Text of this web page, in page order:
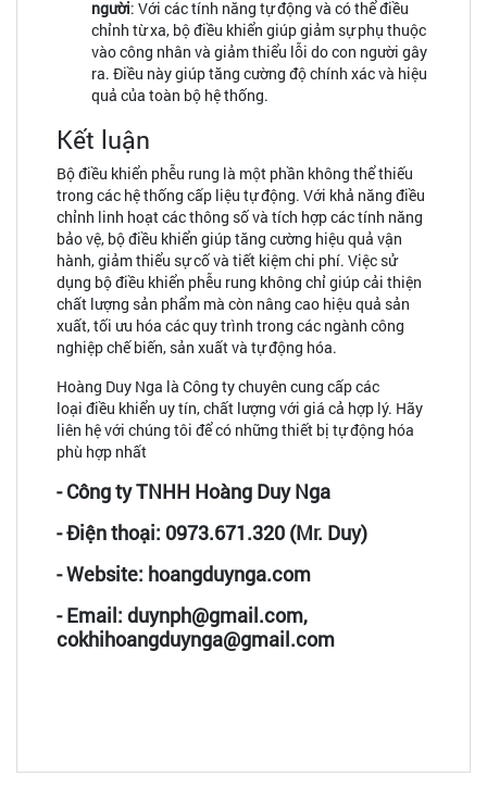
người: Với các tính năng tự động và có thể điều
chỉnh từ xa, bộ điều khiển giúp giảm sự phụ thuộc
vào công nhân và giảm thiểu lỗi do con người gây
ra. Điều này giúp tăng cường độ chính xác và hiệu
quả của toàn bộ hệ thống.
Kết luận
Bộ điều khiển phễu rung là một phần không thể thiếu
trong các hệ thống cấp liệu tự động. Với khả năng điều
chỉnh linh hoạt các thông số và tích hợp các tính năng
bảo vệ, bộ điều khiển giúp tăng cường hiệu quả vận
hành, giảm thiểu sự cố và tiết kiệm chi phí. Việc sử
dụng bộ điều khiển phễu rung không chỉ giúp cải thiện
chất lượng sản phẩm mà còn nâng cao hiệu quả sản
xuất, tối ưu hóa các quy trình trong các ngành công
nghiệp chế biến, sản xuất và tự động hóa.
Hoàng Duy Nga là Công ty chuyên cung cấp các
loại điều khiển uy tín, chất lượng với giá cả hợp lý. Hãy
liên hệ với chúng tôi để có những thiết bị tự động hóa
phù hợp nhất
- Công ty TNHH Hoàng Duy Nga
- Điện thoại: 0973.671.320 (Mr. Duy)
- Website: hoangduynga.com
- Email: duynph@gmail.com,
cokhihoangduynga@gmail.com